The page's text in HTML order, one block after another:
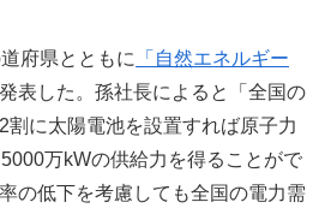
府県とともに
「自然エネルギー
表した。孫社長によると「全国の
割に太陽電池を設置すれば原子力
万kWの供給力を得ることがで
の低下を考慮しても全国の電力需